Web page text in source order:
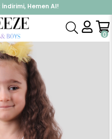
Hemen Al!
Kap, Hemen Üye Ol!
0
Yazlık Elbise Kız Bebek Elbise Tüllü Unicorn Ekru (2 Yaş)